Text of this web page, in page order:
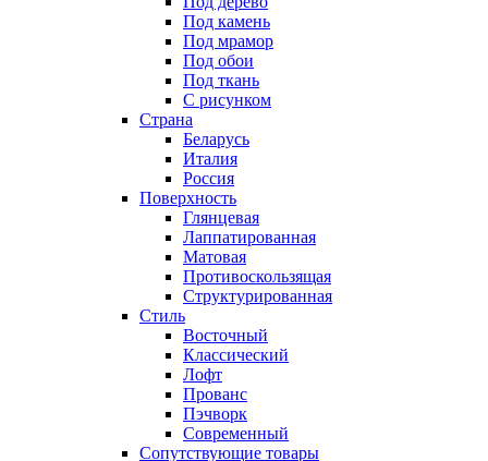
Под камень
Под мрамор
Под обои
Под ткань
С рисунком
Страна
Беларусь
Италия
Россия
Поверхность
Глянцевая
Лаппатированная
Матовая
Противоскользящая
Структурированная
Стиль
Восточный
Классический
Лофт
Прованс
Пэчворк
Современный
Сопутствующие товары